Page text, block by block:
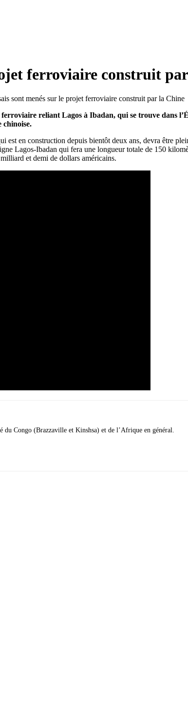
ferroviaire construit
reliant Lagos à Ibadan, qui se trouve dans
chinoise.
en construction depuis bientôt deux ans, devra être
Lagos-Ibadan qui fera une longueur totale de 150
et demi de dollars américains.
du Congo (Brazzaville et Kinshsa) et de l’Afrique en général.